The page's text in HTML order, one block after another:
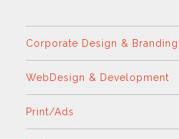
Corporate Design & Branding
WebDesign & Development
Print/Ads